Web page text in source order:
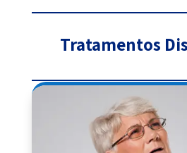
Tratamentos